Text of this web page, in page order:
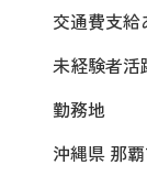
交通費支給
未経験者活
勤務地
沖縄県 那